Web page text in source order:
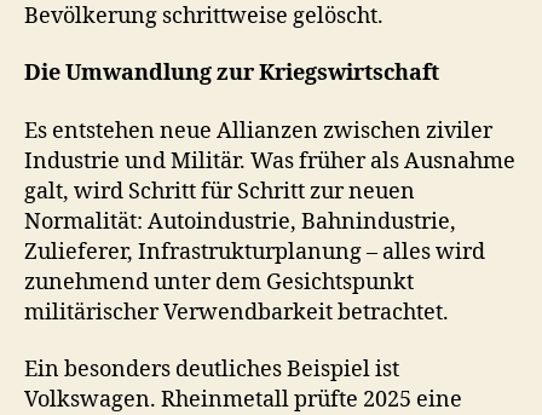
Bevölkerung schrittweise gelöscht.
Die Umwandlung zur Kriegswirtschaft
Es entstehen neue Allianzen zwischen ziviler
Industrie und Militär. Was früher als Ausnahme
galt, wird Schritt für Schritt zur neuen
Normalität: Autoindustrie, Bahnindustrie,
Zulieferer, Infrastrukturplanung – alles wird
zunehmend unter dem Gesichtspunkt
militärischer Verwendbarkeit betrachtet.
Ein besonders deutliches Beispiel ist
Volkswagen. Rheinmetall prüfte 2025 eine